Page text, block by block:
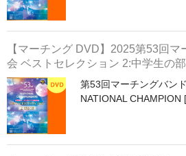
【マーチング DVD】2025第53回
会 ベストセレクション 2:中学生の部
第53回マーチングバン
NATIONAL